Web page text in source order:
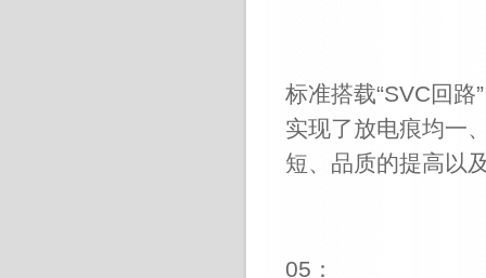
标准搭载“SVC回路”
实现了放电痕均一
短、品质的提高以
05 ：